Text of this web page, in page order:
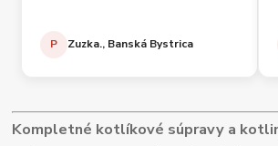
P Zuzka., Banská Bystrica
Kompletné kotlíkové súpravy a